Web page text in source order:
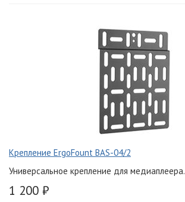
Крепление ErgoFount BAS-04/2
Универсальное крепление для медиаплеера.
1 200 ₽